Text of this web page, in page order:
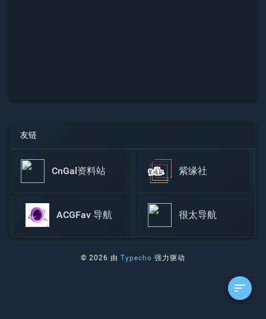
友链
CnGal资料站 紫缘社
ACGFav 导航 很太导航
© 2026 由Typecho 强力驱动
sort